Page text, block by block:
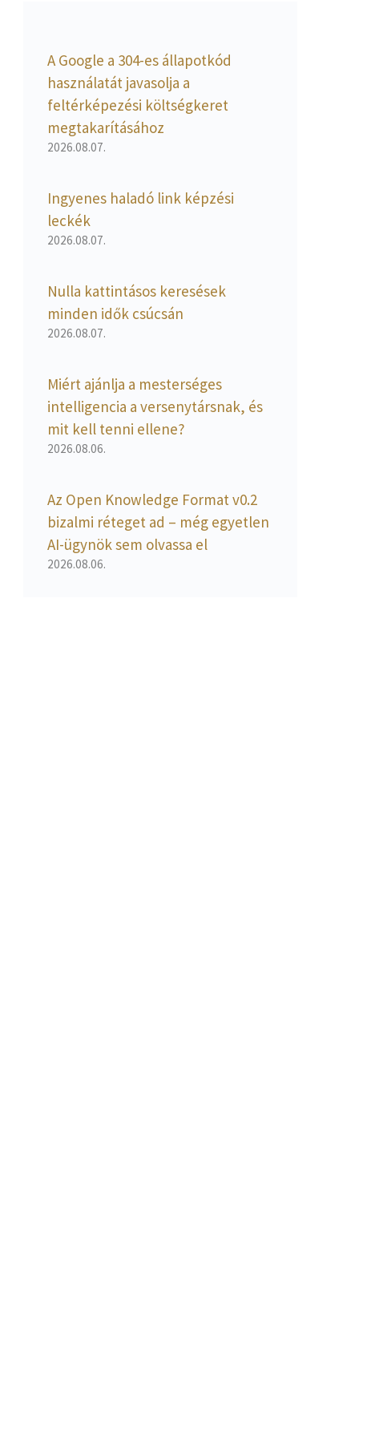
A Google a 304-es állapotkód
használatát javasolja a
feltérképezési költségkeret
megtakarításához
2026.08.07.
Ingyenes haladó link képzési
leckék
2026.08.07.
Nulla kattintásos keresések
minden idők csúcsán
2026.08.07.
Miért ajánlja a mesterséges
intelligencia a versenytársnak, és
mit kell tenni ellene?
2026.08.06.
Az Open Knowledge Format v0.2
bizalmi réteget ad – még egyetlen
AI-ügynök sem olvassa el
2026.08.06.